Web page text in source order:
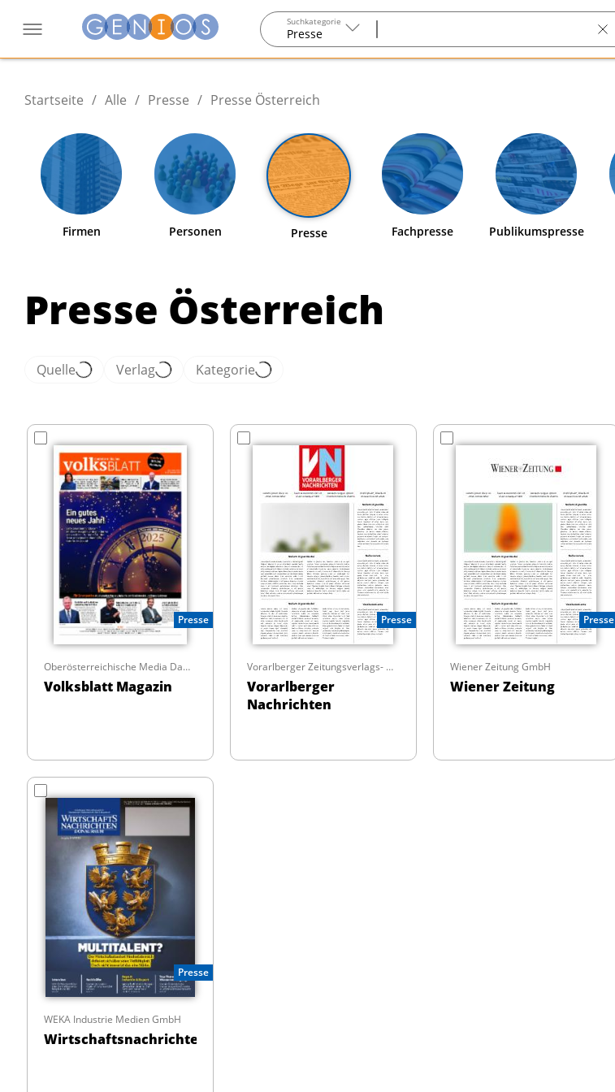
Suchkategorie
Presse
text
Startseite / Alle / Presse / Presse Österreich
Firmen Personen Presse Fachpresse Publikumspresse
Presse Österreich
Quelle Verlag Kategorie
Presse
Oberösterreichische Media Data Vertriebs- und Verlags GmbH
Volksblatt Magazin
Presse
Vorarlberger Zeitungsverlags- und Druckerei GmbH
Vorarlberger
Nachrichten
Presse
Wiener Zeitung GmbH
Wiener Zeitung
Presse
WEKA Industrie Medien GmbH
Wirtschaftsnachrichten